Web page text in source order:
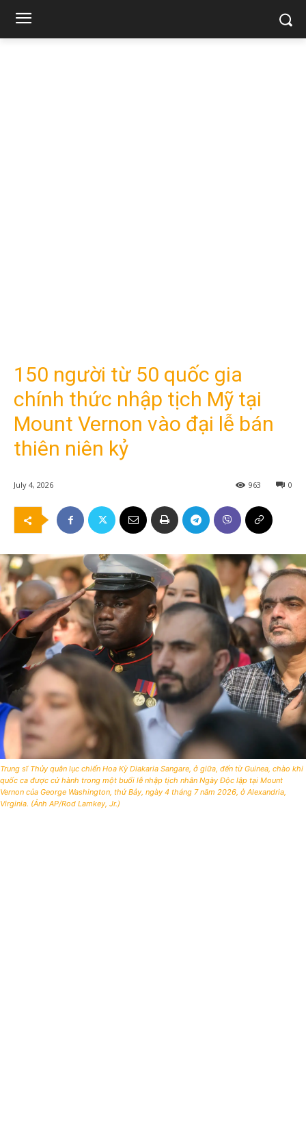
150 người từ 50 quốc gia
chính thức nhập tịch Mỹ tại
Mount Vernon vào đại lễ bán
thiên niên kỷ
July 4, 2026 0
963
Trung sĩ Thủy quân lục chiến Hoa Kỳ Diakaria Sangare, ở giữa, đến từ Guinea, chào khi
quốc ca được cử hành trong một buổi lễ nhập tịch nhân Ngày Độc lập tại Mount
Vernon của George Washington, thứ Bảy, ngày 4 tháng 7 năm 2026, ở Alexandria,
Virginia. (Ảnh AP/Rod Lamkey, Jr.)